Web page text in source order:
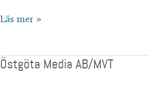
Astacus
Läs mer »
Östgöta Media AB/MVT